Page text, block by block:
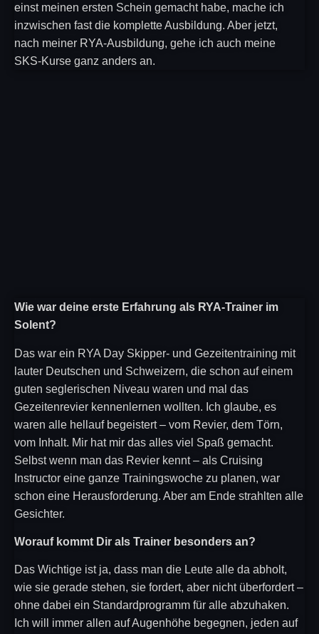
einst meinen ersten Schein gemacht habe, mache ich
inzwischen fast die komplette Ausbildung. Aber jetzt,
nach meiner RYA-Ausbildung, gehe ich auch meine
SKS-Kurse ganz anders an.
Wie war deine erste Erfahrung als RYA-Trainer im
Solent?
Das war ein RYA Day Skipper- und Gezeitentraining mit
lauter Deutschen und Schweizern, die schon auf einem
guten seglerischen Niveau waren und mal das
Gezeitenrevier kennenlernen wollten. Ich glaube, es
waren alle hellauf begeistert – vom Revier, dem Törn,
vom Inhalt. Mir hat mir das alles viel Spaß gemacht.
Selbst wenn man das Revier kennt – als Cruising
Instructor eine ganze Trainingswoche zu planen, war
schon eine Herausforderung. Aber am Ende strahlten alle
Gesichter.
Worauf kommt Dir als Trainer besonders an?
Das Wichtige ist ja, dass man die Leute alle da abholt,
wie sie gerade stehen, sie fordert, aber nicht überfordert –
ohne dabei ein Standardprogramm für alle abzuhaken.
Ich will immer allen auf Augenhöhe begegnen, jeden auf